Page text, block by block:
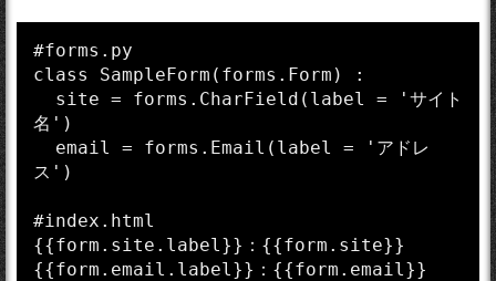
#forms.py
class SampleForm(forms.Form) :
名')
ス')
#index.html
{{form.site.label}}：{{form.site}}
{{form.email.label}}：{{form.email}}